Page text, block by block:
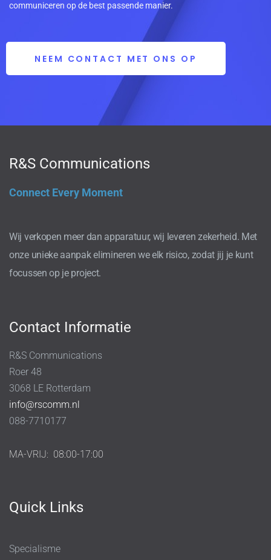
communiceren op de best passende manier.
NEEM CONTACT MET ONS OP
R&S Communications
Connect Every Moment
Wij verkopen meer dan apparatuur, wij leveren zekerheid. Met
onze unieke aanpak elimineren we elk risico, zodat jij je kunt
focussen op je project.
Contact Informatie
R&S Communications
Roer 48
3068 LE Rotterdam
info@rscomm.nl
088-7710177
MA-VRIJ: 08:00-17:00
Quick Links
Specialisme